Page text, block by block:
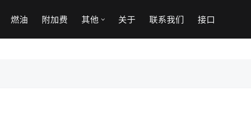
燃油 附加费 其他 关于 联系我们 接口